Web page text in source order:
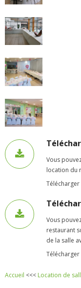
- - Carte Nationale
- - Passeport
- Élections
- Mariage ou Pacs
- Culture
- - Médiathèque LA
- - Espace culturel «
- - Espace Musical
Vous
location du
Vous
restaurant
de la salle
Accueil <<< Location de